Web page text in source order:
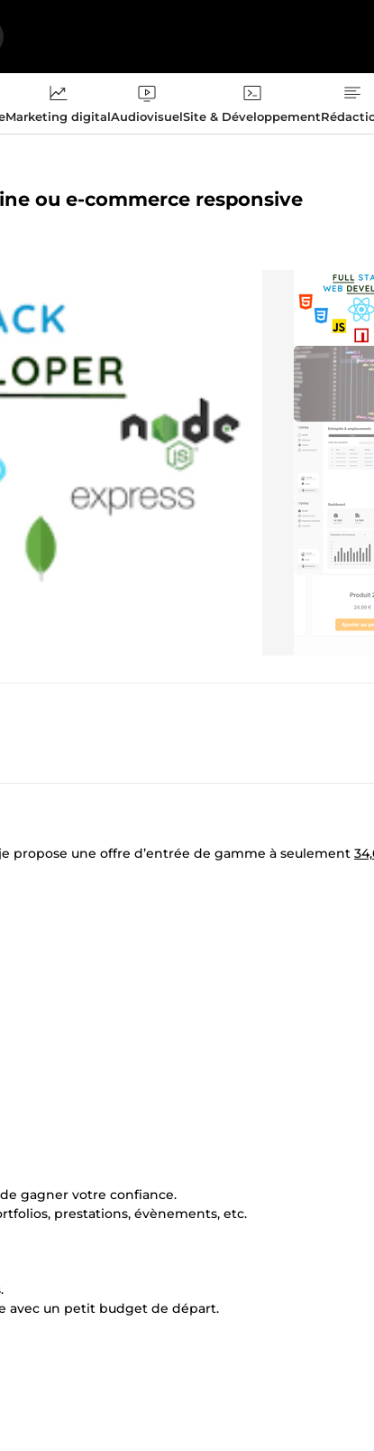
Marketing digitalAudiovisuelSite & Développement
ou e-commerce responsive
propose une offre d’entrée de gamme à seulement
gagner votre confiance.
prestations, évènements, etc.
avec un petit budget de départ.